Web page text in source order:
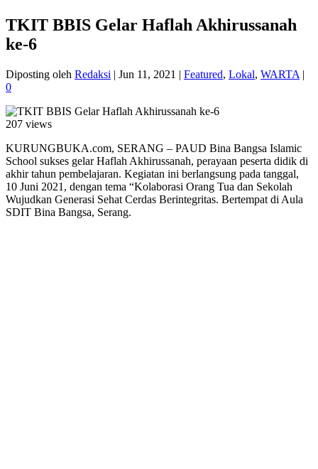
TKIT BBIS Gelar Haflah Akhirussanah
ke-6
Diposting oleh Redaksi | Jun 11, 2021 | Featured, Lokal, WARTA |
0
207 views
KURUNGBUKA.com, SERANG – PAUD Bina Bangsa Islamic
School sukses gelar Haflah Akhirussanah, perayaan peserta didik di
akhir tahun pembelajaran. Kegiatan ini berlangsung pada tanggal,
10 Juni 2021, dengan tema “Kolaborasi Orang Tua dan Sekolah
Wujudkan Generasi Sehat Cerdas Berintegritas. Bertempat di Aula
SDIT Bina Bangsa, Serang.